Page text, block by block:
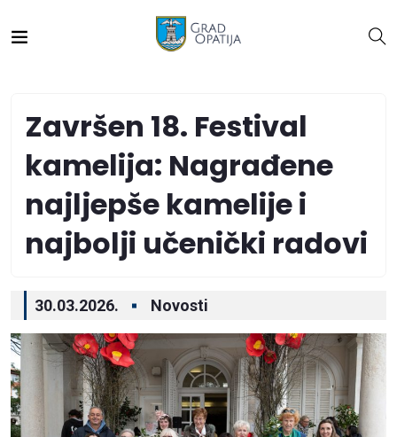
Završen 18. Festival
kamelija: Nagrađene
najljepše kamelije i
najbolji učenički radovi
30.03.2026. Novosti